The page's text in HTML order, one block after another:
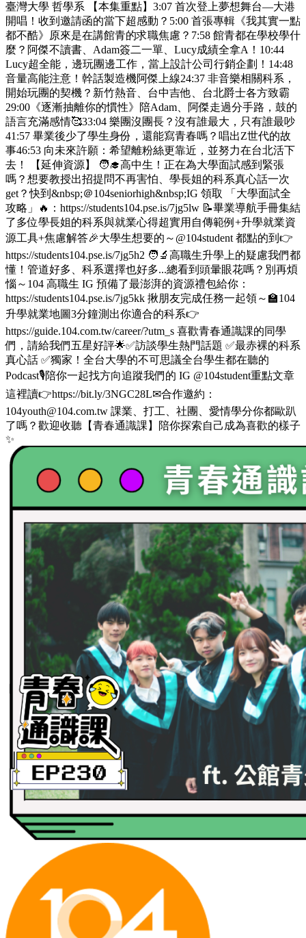
臺灣大學 哲學系 【本集重點】3:07 首次登上夢想舞台—大港
開唱！收到邀請函的當下超感動？5:00 首張專輯《我其實一點
都不酷》原來是在講館青的求職焦慮？7:58 館青都在學校學什
麼？阿傑不讀書、Adam簽二一單、Lucy成績全拿A！10:44
Lucy超全能，邊玩團邊工作，當上設計公司行銷企劃！14:48
音量高能注意！幹話製造機阿傑上線24:37 非音樂相關科系，
開始玩團的契機？新竹熱音、台中吉他、台北爵士各方致霸
29:00《逐漸抽離你的慣性》陪Adam、阿傑走過分手路，鼓的
語言充滿感情🥰33:04 樂團沒團長？沒有誰最大，只有誰最吵
41:57 畢業後少了學生身份，還能寫青春嗎？唱出Z世代的故
事46:53 向未來許願：希望離粉絲更靠近，並努力在台北活下
去！ 【延伸資源】 🧑‍🎓高中生！正在為大學面試感到緊張
嗎？想要教授出招提問不再害怕、學長姐的科系真心話一次
get？快到&nbsp;＠104seniorhigh&nbsp;IG 領取 「大學面試全
攻略」🔥：https://students104.pse.is/7jg5lw 📝畢業導航手冊集結
了多位學長姐的科系與就業心得超實用自傳範例+升學就業資
源工具+焦慮解答🎉大學生想要的～@104student 都點的到👉
https://students104.pse.is/7jg5h2 🧑‍🔬高職生升學上的疑慮我們都
懂！管道好多、科系選擇也好多...總看到頭暈眼花嗎？別再煩
惱～104 高職生 IG 預備了最澎湃的資源禮包給你：
https://students104.pse.is/7jg5kk 揪朋友完成任務一起領～🏫104
升學就業地圖3分鐘測出你適合的科系👉
https://guide.104.com.tw/career/?utm_s 喜歡青春通識課的同學
們，請給我們五星好評🌟✅訪談學生熱門話題 ✅最赤裸的科系
真心話 ✅獨家！全台大學的不可思議全台學生都在聽的
Podcast🎙️陪你一起找方向追蹤我們的 IG @104student重點文章
這裡讀👉https://bit.ly/3NGC28L✉合作邀約：
104youth@104.com.tw 課業、打工、社團、愛情學分你都歐趴
了嗎？歡迎收聽【青春通識課】陪你探索自己成為喜歡的樣子
✨